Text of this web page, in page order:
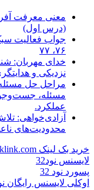
معنی معرفت
(درس اول)
۷۶، ۷۷
خدای مهربان:
نزدیکی و
مراحل حل
مسئله،
عملکرد.
آزادی‌خواهی:
محدودیت‌های
خرید بک لینک behtarinbacklink.com
لایسنس نود32
پسورد نود 32
اوکلی لایسنس رایگان نود